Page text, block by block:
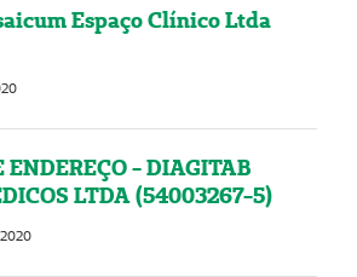
Espaço Clínico Ltda
- DIAGITAB
LTDA (54003267-5)